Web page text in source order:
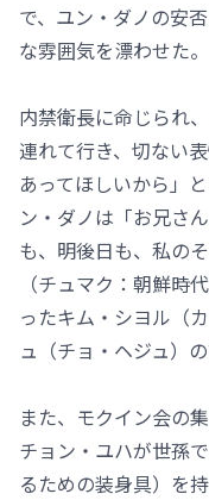
で、ユン・ダノの安
な雰囲気を漂わせた。
内禁衛長に命じられ
連れて行き、切ない
あってほしいから」
ン・ダノは「お兄さ
も、明後日も、私の
（チュマク：朝鮮時
ったキム・シヨル（
ュ（チョ・ヘジュ）
また、モクイン会の
チョン・ユハが世孫
るための装身具）を